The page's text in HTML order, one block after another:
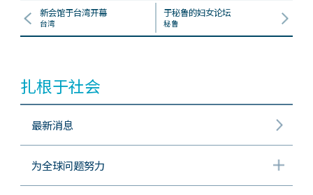
新会馆于台湾开幕
台湾
于秘鲁的妇女论坛
秘鲁
扎根于社会
最新消息
为全球问题努力